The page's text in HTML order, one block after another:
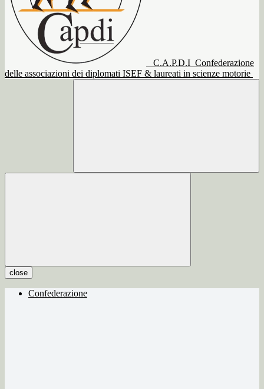
C.A.P.D.I Confederazione
delle associazioni dei diplomati ISEF & laureati in scienze motorie
close
Confederazione